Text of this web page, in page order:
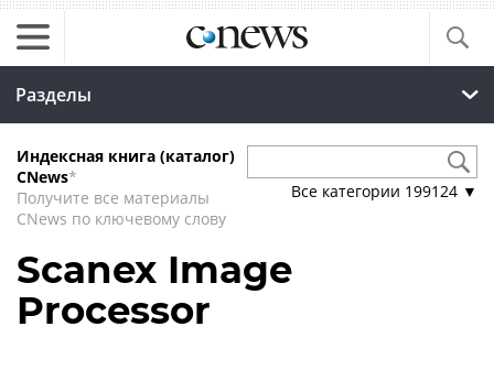
Разделы
Индексная книга (каталог)
CNews*
Получите все материалы
CNews по ключевому слову
Все категории 199124 ▼
Scanex Image
Processor